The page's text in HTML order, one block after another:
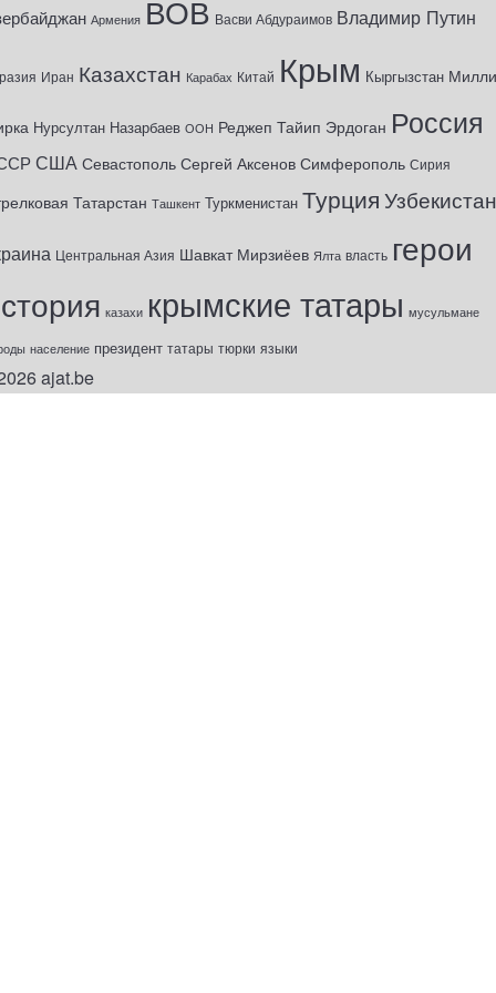
Армения ВОВ Васви Абдураимов Владимир Путин
Иран Казахстан Карабах Китай Крым Кыргызстан Милли
Нурсултан Назарбаев ООН Реджеп Тайип Эрдоган Россия
США Севастополь Сергей Аксенов Симферополь Сирия
Татарстан Ташкент Туркменистан ТурцияУзбекистан
Центральная Азия Шавкат Мирзиёев Ялта власть герои
казахи крымские татары мусульмане
население президент татары тюрки языки
ajat.be